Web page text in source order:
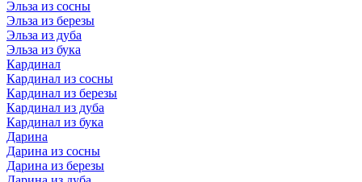
Эльза из сосны
Эльза из березы
Эльза из дуба
Эльза из бука
Кардинал
Кардинал из сосны
Кардинал из березы
Кардинал из дуба
Кардинал из бука
Дарина
Дарина из сосны
Дарина из березы